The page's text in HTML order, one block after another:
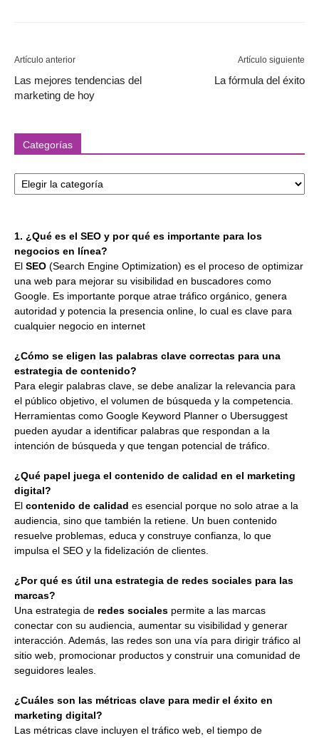
Artículo anterior
Las mejores tendencias del
marketing de hoy
Artículo siguiente
La fórmula del éxito
Categorías
1. ¿Qué es el SEO y por qué es importante para los
negocios en línea?
El SEO (Search Engine Optimization) es el proceso de optimizar
una web para mejorar su visibilidad en buscadores como
Google. Es importante porque atrae tráfico orgánico, genera
autoridad y potencia la presencia online, lo cual es clave para
cualquier negocio en internet
¿Cómo se eligen las palabras clave correctas para una
estrategia de contenido?
Para elegir palabras clave, se debe analizar la relevancia para
el público objetivo, el volumen de búsqueda y la competencia.
Herramientas como Google Keyword Planner o Ubersuggest
pueden ayudar a identificar palabras que respondan a la
intención de búsqueda y que tengan potencial de tráfico.
¿Qué papel juega el contenido de calidad en el marketing
digital?
El contenido de calidad es esencial porque no solo atrae a la
audiencia, sino que también la retiene. Un buen contenido
resuelve problemas, educa y construye confianza, lo que
impulsa el SEO y la fidelización de clientes.
¿Por qué es útil una estrategia de redes sociales para las
marcas?
Una estrategia de redes sociales permite a las marcas
conectar con su audiencia, aumentar su visibilidad y generar
interacción. Además, las redes son una vía para dirigir tráfico al
sitio web, promocionar productos y construir una comunidad de
seguidores leales.
¿Cuáles son las métricas clave para medir el éxito en
marketing digital?
Las métricas clave incluyen el tráfico web, el tiempo de